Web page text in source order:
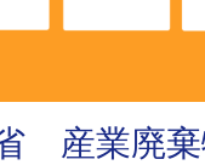
産業廃棄